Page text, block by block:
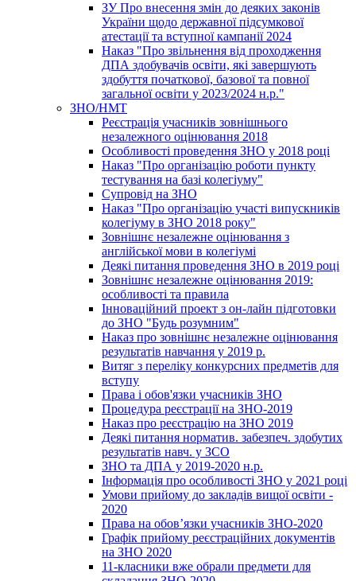
ЗУ Про внесення змін до деяких законів
України щодо державної підсумкової
атестації та вступної кампанії 2024
Наказ "Про звільнення від проходження
ДПА здобувачів освіти, які завершують
здобуття початкової, базової та повної
загальної освіти у 2023/2024 н.р."
ЗНО/НМТ
Реєстрація учасників зовнішнього
незалежного оцінювання 2018
Особливості проведення ЗНО у 2018 році
Наказ "Про організацію роботи пункту
тестування на базі колегіуму"
Супровід на ЗНО
Наказ "Про організацію участі випускників
колегіуму в ЗНО 2018 року"
Зовнішнє незалежне оцінювання з
англійської мови в колегіумі
Деякі питання проведення ЗНО в 2019 році
Зовнішнє незалежне оцінювання 2019:
особливості та правила
Інноваційний проект з он-лайн підготовки
до ЗНО "Будь розумним"
Наказ про зовнішнє незалежне оцінювання
результатів навчання у 2019 р.
Витяг з переліку конкурсних предметів для
вступу
Права і обов'язки учасників ЗНО
Процедура реєстрації на ЗНО-2019
Наказ про реєстрацію на ЗНО 2019
Деякі питання норматив. забезпеч. здобутих
результатів навч. у ЗСО
ЗНО та ДПА у 2019-2020 н.р.
Інформація про особливості ЗНО у 2021 році
Умови прийому до закладів вищої освіти -
2020
Права на обов’язки учасників ЗНО-2020
Графік прийому реєстраційних документів
на ЗНО 2020
11-класники вже обрали предмети для